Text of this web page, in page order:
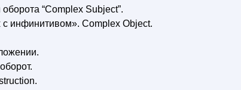
“Complex Subject”.
инфинитивом». Complex Object.